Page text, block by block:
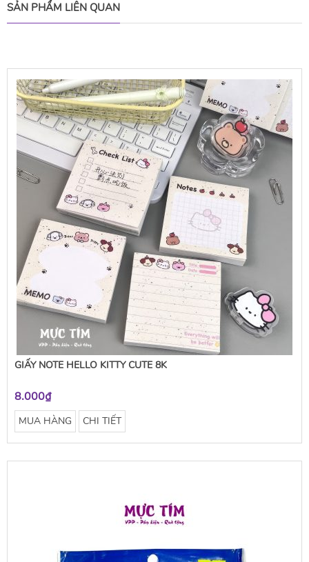
SẢN PHẨM LIÊN QUAN
GIẤY NOTE HELLO KITTY CUTE 8K
8.000₫
MUA HÀNG CHI TIẾT